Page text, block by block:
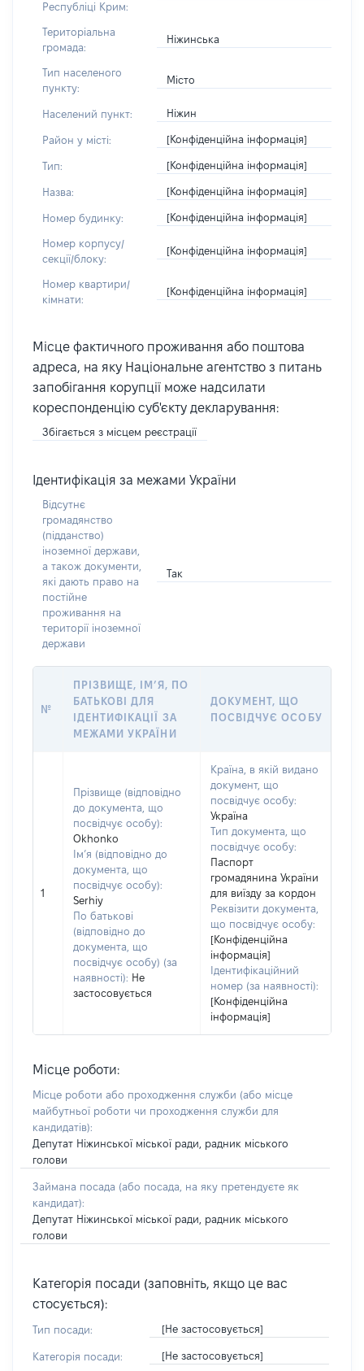
Республіці Крим:
Територіальна
громада:
Ніжинська
Тип населеного
пункту:
Місто
Населений пункт: Ніжин
Район у місті: [Конфіденційна інформація]
Тип: [Конфіденційна інформація]
Назва: [Конфіденційна інформація]
Номер будинку: [Конфіденційна інформація]
Номер корпусу/
секції/блоку:
[Конфіденційна інформація]
Номер квартири/
кімнати:
[Конфіденційна інформація]
Місце фактичного проживання або поштова
адреса, на яку Національне агентство з питань
запобігання корупції може надсилати
кореспонденцію суб'єкту декларування:
Збігається з місцем реєстрації
Ідентифікація за межами України
Відсутнє
громадянство
(підданство)
іноземної держави,
а також документи,
які дають право на
постійне
проживання на
території іноземної
держави
Так
№
ПРІЗВИЩЕ, ІМ’Я, ПО
БАТЬКОВІ ДЛЯ
ІДЕНТИФІКАЦІЇ ЗА
МЕЖАМИ УКРАЇНИ
ДОКУМЕНТ, ЩО
ПОСВІДЧУЄ ОСОБУ
1
Прізвище (відповідно
до документа, що
посвідчує особу):
Okhonko
Ім’я (відповідно до
документа, що
посвідчує особу):
Serhiy
По батькові
(відповідно до
документа, що
посвідчує особу) (за
наявності): Не
застосовується
Країна, в якій видано
документ, що
посвідчує особу:
Україна
Тип документа, що
посвідчує особу:
Паспорт
громадянина України
для виїзду за кордон
Реквізити документа,
що посвідчує особу:
[Конфіденційна
інформація]
Ідентифікаційний
номер (за наявності):
[Конфіденційна
інформація]
Місце роботи:
Місце роботи або проходження служби (або місце
майбутньої роботи чи проходження служби для
кандидатів):
Депутат Ніжинської міської ради, радник міського
голови
Займана посада (або посада, на яку претендуєте як
кандидат):
Депутат Ніжинської міської ради, радник міського
голови
Категорія посади (заповніть, якщо це вас
стосується):
Тип посади: [Не застосовується]
Категорія посади: [Не застосовується]